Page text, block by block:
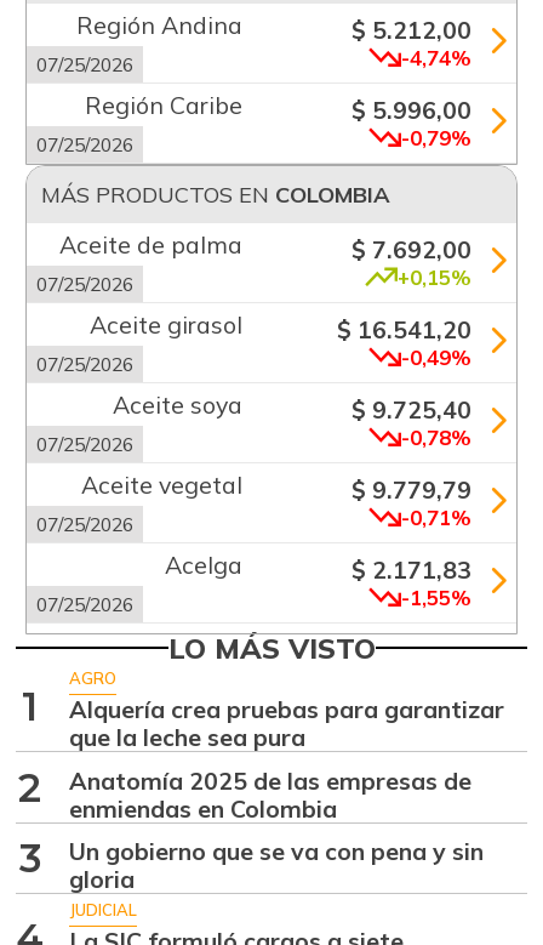
Región Andina
07/25/2026
$ 5.212,00
-4,74%
Región Caribe
07/25/2026
$ 5.996,00
-0,79%
MÁS PRODUCTOS EN COLOMBIA
Aceite de palma
07/25/2026
$ 7.692,00
+0,15%
Aceite girasol
07/25/2026
$ 16.541,20
-0,49%
Aceite soya
07/25/2026
$ 9.725,40
-0,78%
Aceite vegetal
07/25/2026
$ 9.779,79
-0,71%
Acelga
07/25/2026
$ 2.171,83
-1,55%
Aguacate común
07/25/2026
$ 6.672,89
Aguacate hass $ 7.289,10
-2,98%
Aguacate
papelillo
07/25/2026
$ 8.366,30
-1,18%
Ahuyama
LO MÁS VISTO
1
AGRO
Alquería crea pruebas para garantizar
que la leche sea pura
2
Anatomía 2025 de las empresas de
enmiendas en Colombia
3
Un gobierno que se va con pena y sin
gloria
JUDICIAL